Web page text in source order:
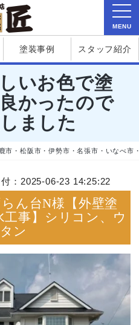
塗装事例 スタッフ紹介
いお色で塗
かったので
ました
市・松阪市・伊勢市・名張市・いなべ市
：2025-06-23 14:25:22
ん台N様【外壁塗
事】シリコン、ウ
ン
MENU